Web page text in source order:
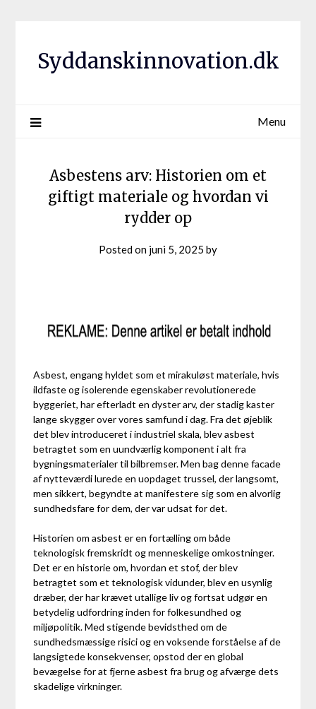
Syddanskinnovation.dk
Menu
Asbestens arv: Historien om et
giftigt materiale og hvordan vi
rydder op
Posted on juni 5, 2025 by
Asbest, engang hyldet som et mirakuløst materiale, hvis
ildfaste og isolerende egenskaber revolutionerede
byggeriet, har efterladt en dyster arv, der stadig kaster
lange skygger over vores samfund i dag. Fra det øjeblik
det blev introduceret i industriel skala, blev asbest
betragtet som en uundværlig komponent i alt fra
bygningsmaterialer til bilbremser. Men bag denne facade
af nytteværdi lurede en uopdaget trussel, der langsomt,
men sikkert, begyndte at manifestere sig som en alvorlig
sundhedsfare for dem, der var udsat for det.
Historien om asbest er en fortælling om både
teknologisk fremskridt og menneskelige omkostninger.
Det er en historie om, hvordan et stof, der blev
betragtet som et teknologisk vidunder, blev en usynlig
dræber, der har krævet utallige liv og fortsat udgør en
betydelig udfordring inden for folkesundhed og
miljøpolitik. Med stigende bevidsthed om de
sundhedsmæssige risici og en voksende forståelse af de
langsigtede konsekvenser, opstod der en global
bevægelse for at fjerne asbest fra brug og afværge dets
skadelige virkninger.